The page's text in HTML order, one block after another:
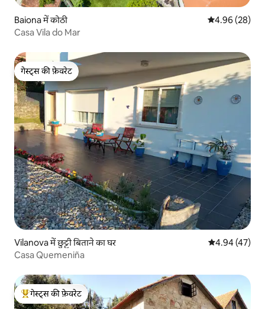
Baiona में कोठी औसत रेटिंग 5 में
4.96 (28)
Casa Vila do Mar
गेस्ट्स की फ़ेवरेट
गेस्ट्स की फ़ेवरेट
Vilanova में छुट्टी बिताने का घर औसत रेटिंग 5 में
4.94 (47)
Casa Quemeniña
गेस्ट्स का टॉप फ़ेवरेट
गेस्ट्स की फ़ेवरेट